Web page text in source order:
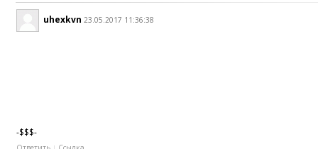
uhexkvn 23.05.2017 11:36:38
-$$$-